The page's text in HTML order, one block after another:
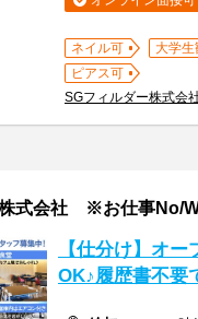
ネイル可 大学生
ピアス可
SGフィルダー株式会
式会社 ※お仕事No/
【仕分け】オ
OK♪履歴書不